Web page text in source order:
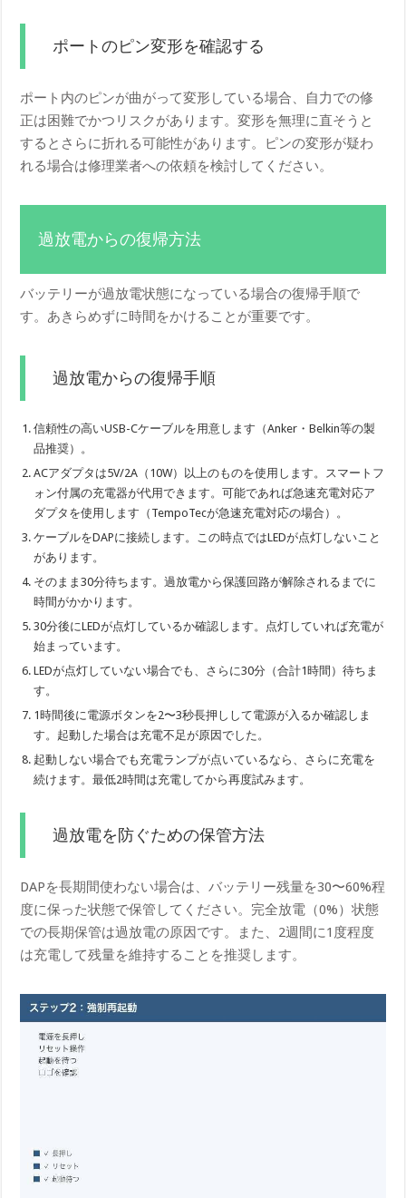
ポートのピン変形を確認する
ポート内のピンが曲がって変形している場合、自力での修
正は困難でかつリスクがあります。変形を無理に直そうと
するとさらに折れる可能性があります。ピンの変形が疑わ
れる場合は修理業者への依頼を検討してください。
過放電からの復帰方法
バッテリーが過放電状態になっている場合の復帰手順で
す。あきらめずに時間をかけることが重要です。
過放電からの復帰手順
信頼性の高いUSB-Cケーブルを用意します（Anker・Belkin等の製
品推奨）。
ACアダプタは5V/2A（10W）以上のものを使用します。スマートフ
ォン付属の充電器が代用できます。可能であれば急速充電対応ア
ダプタを使用します（TempoTecが急速充電対応の場合）。
ケーブルをDAPに接続します。この時点ではLEDが点灯しないこと
があります。
そのまま30分待ちます。過放電から保護回路が解除されるまでに
時間がかかります。
30分後にLEDが点灯しているか確認します。点灯していれば充電が
始まっています。
LEDが点灯していない場合でも、さらに30分（合計1時間）待ちま
す。
1時間後に電源ボタンを2〜3秒長押しして電源が入るか確認しま
す。起動した場合は充電不足が原因でした。
起動しない場合でも充電ランプが点いているなら、さらに充電を
続けます。最低2時間は充電してから再度試みます。
過放電を防ぐための保管方法
DAPを長期間使わない場合は、バッテリー残量を30〜60%程
度に保った状態で保管してください。完全放電（0%）状態
での長期保管は過放電の原因です。また、2週間に1度程度
は充電して残量を維持することを推奨します。